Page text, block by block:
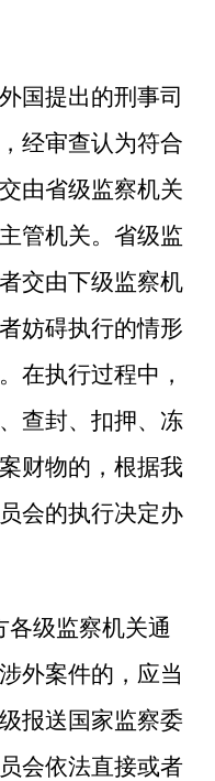
提出的刑事司
经审查认为符合
由省级监察机关
管机关。省级监
交由下级监察机
妨碍执行的情形
在执行过程中，
查封、扣押、冻
财物的，根据我
会的执行决定办
级监察机关通
外案件的，应当
报送国家监察委
会依法直接或者